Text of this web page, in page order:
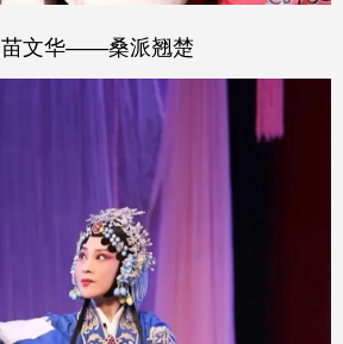
苗文华——桑派翘楚